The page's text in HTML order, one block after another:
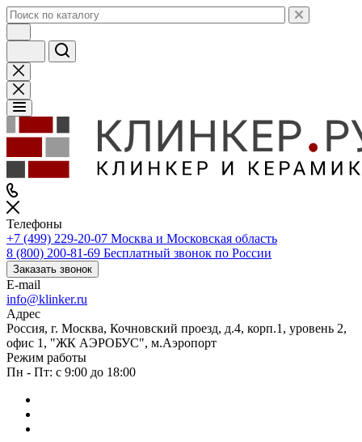
Телефоны
+7 (499) 229-20-07 Москва и Московская область
8 (800) 200-81-69 Бесплатный звонок по России
Заказать звонок
E-mail
info@klinker.ru
Адрес
Россия, г. Москва, Кочновский проезд, д.4, корп.1, уровень 2,
офис 1, "ЖК АЭРОБУС", м.Аэропорт
Режим работы
Пн - Пт: с 9:00 до 18:00